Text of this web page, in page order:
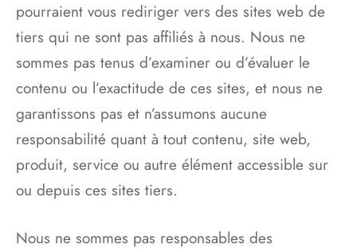
pourraient vous rediriger vers des sites web de
tiers qui ne sont pas affiliés à nous. Nous ne
sommes pas tenus d’examiner ou d’évaluer le
contenu ou l’exactitude de ces sites, et nous ne
garantissons pas et n’assumons aucune
responsabilité quant à tout contenu, site web,
produit, service ou autre élément accessible sur
ou depuis ces sites tiers.
Nous ne sommes pas responsables des